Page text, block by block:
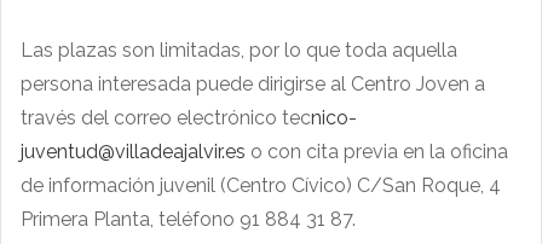
Las plazas son limitadas, por lo que toda aquella
persona interesada puede dirigirse al Centro Joven a
través del correo electrónico tecnico-
juventud@villadeajalvir.es o con cita previa en la oficina
de información juvenil (Centro Cívico) C/San Roque, 4
Primera Planta, teléfono 91 884 31 87.